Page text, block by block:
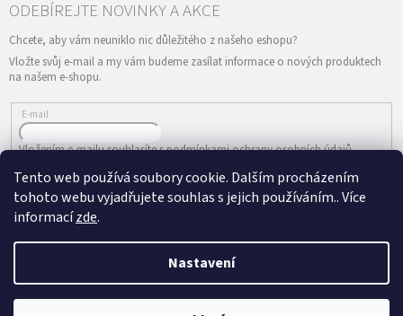
Tento web používá soubory cookie. Dalším procházením
tohoto webu vyjadřujete souhlas s jejich používáním.. Více
informacízde.
Nastavení
Vložte svůj e-mail a my vám budeme zasílat informace o nových produktech
na našem e-shopu.
E-mail
Vložením e-mailu souhlasíte spodmínkami ochrany osobních údajů
PŘIHLÁSIT SE